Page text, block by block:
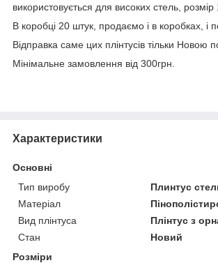
використовується для високих стель,
В коробці 20 штук, продаємо і в коробках, і
Відправка саме цих плінтусів тільки Новою
Мінімальне замовлення від 300грн.
Характеристики
Основні
Тип виробу
Плинтус
Матеріал
Вид плінтуса
Плінтус з
Стан
Новий
Розміри